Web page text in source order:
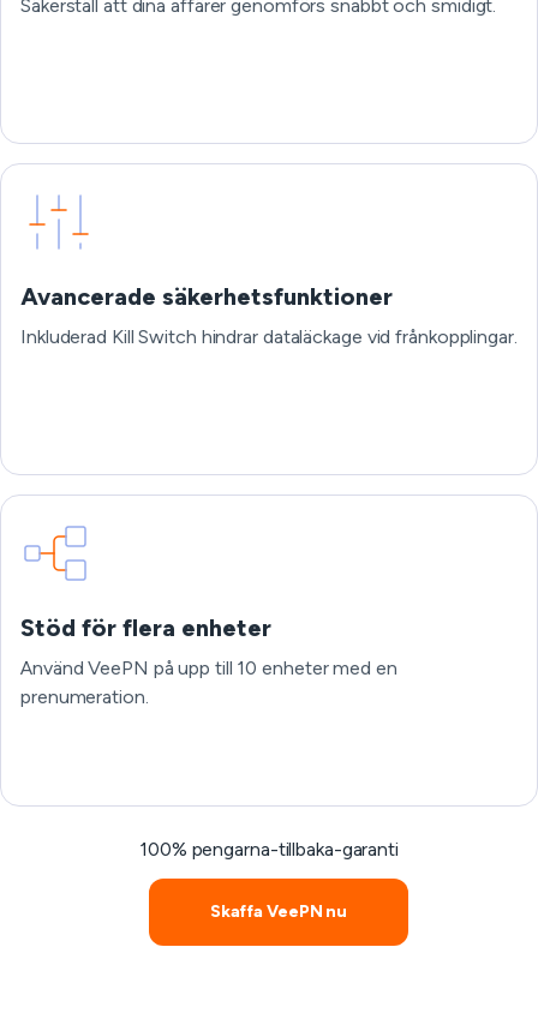
Säkerställ att dina affärer genomförs snabbt och smidigt.
Avancerade säkerhetsfunktioner
Inkluderad Kill Switch hindrar dataläckage vid frånkopplingar.
Stöd för flera enheter
Använd VeePN på upp till 10 enheter med en
prenumeration.
100% pengarna-tillbaka-garanti
Skaffa VeePN nu